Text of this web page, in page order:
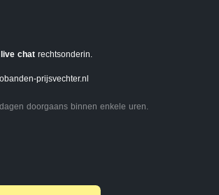
live chat rechtsonderin.
prijsvechter.nl
doorgaans binnen enkele uren.